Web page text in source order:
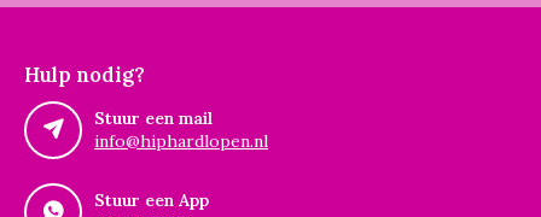
Hulp nodig?
Stuur een mail
info@hiphardlopen.nl
Stuur een App